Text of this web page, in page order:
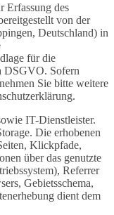
Erfassung des
von der
Deutschland) in
für die
DSGVO. Sofern
Sie bitte weitere
IT-Dienstleister.
Die erhobenen
Klickpfade,
über das genutzte
Referrer
Gebietsschema,
dient dem